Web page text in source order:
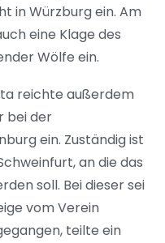
in Würzburg ein. Am
eine Klage des
Wölfe ein.
reichte außerdem
bei der
ein. Zuständig ist
an die das
soll. Bei dieser sei
vom Verein
teilte ein